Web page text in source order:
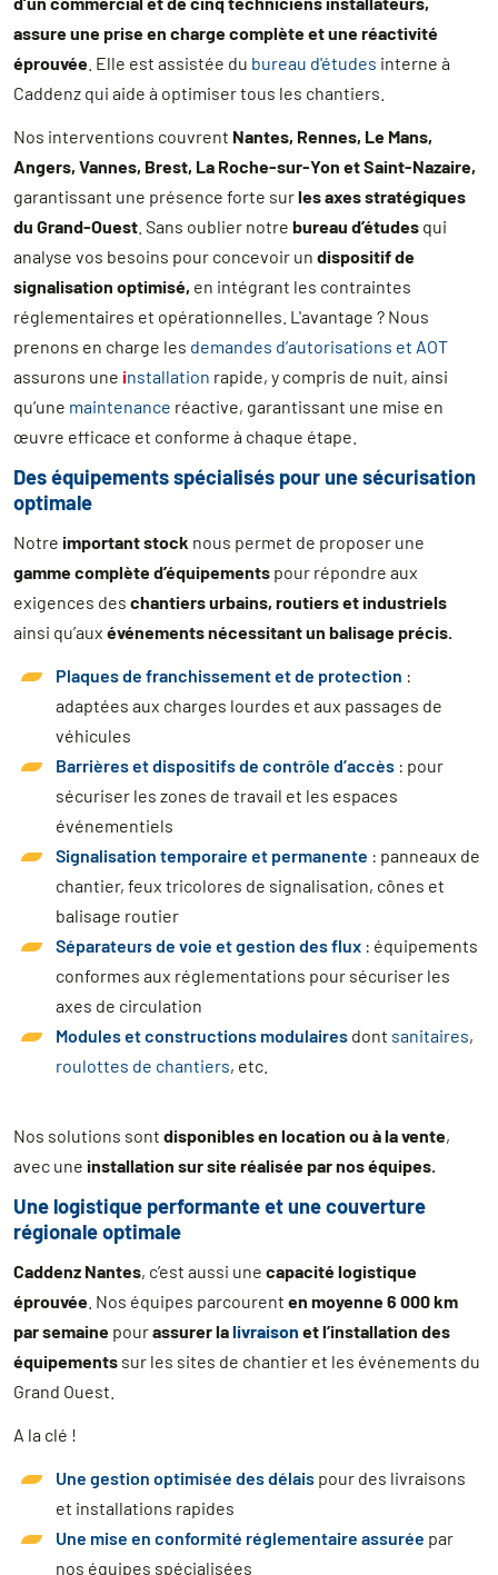
assure une prise en charge complète et une réactivité
éprouvée . Elle est assistée du bureau d'études interne à
Caddenz qui aide à optimiser tous les chantiers.
Nos interventions couvrent Nantes, Rennes, Le Mans,
Angers, Vannes, Brest, La Roche-sur-Yon et Saint-Nazaire,
garantissant une présence forte surles axes stratégiques
du Grand-Ouest . Sans oublier notre bureau d’études qui
analyse vos besoins pour concevoir un dispositif de
signalisation optimisé, en intégrant les contraintes
réglementaires et opérationnelles. L'avantage ? Nous
prenons en charge les demandes d’autorisations et AOT
assurons une installation rapide, y compris de nuit, ainsi
qu’une maintenance réactive, garantissant une mise en
œuvre efficace et conforme à chaque étape.
Des équipements spécialisés pour une sécurisation
optimale
Notre important stock nous permet de proposer une
gamme complète d’équipements pour répondre aux
exigences des chantiers urbains, routiers et industriels
ainsi qu’aux événements nécessitant un balisage précis.
Plaques de franchissement et de protection :
adaptées aux charges lourdes et aux passages de
véhicules
Barrières et dispositifs de contrôle d’accès : pour
sécuriser les zones de travail et les espaces
événementiels
Signalisation temporaire et permanente : panneaux de
chantier, feux tricolores de signalisation, cônes et
balisage routier
Séparateurs de voie et gestion des flux : équipements
conformes aux réglementations pour sécuriser les
axes de circulation
Modules et constructions modulaires dont sanitaires,
roulottes de chantiers, etc.
Nos solutions sont disponibles en location ou à la vente,
avec une installation sur site réalisée par nos équipes.
Une logistique performante et une couverture
régionale optimale
Caddenz Nantes, c’est aussi une capacité logistique
éprouvée . Nos équipes parcourent en moyenne 6 000 km
par semaine pourassurer lalivraison et l’installation des
équipements sur les sites de chantier et les événements du
Grand Ouest.
A la clé !
Une gestion optimisée des délais pour des livraisons
et installations rapides
Une mise en conformité réglementaire assurée par
nos équipes spécialisées